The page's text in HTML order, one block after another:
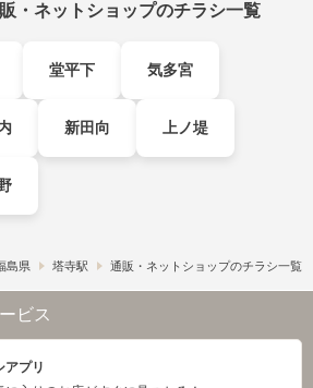
・ネットショップのチラシ一覧
堂平下 気多宮
新田向 上ノ堤
島県 塔寺駅 通販・ネットショップのチラシ一覧
ビス
アプリ